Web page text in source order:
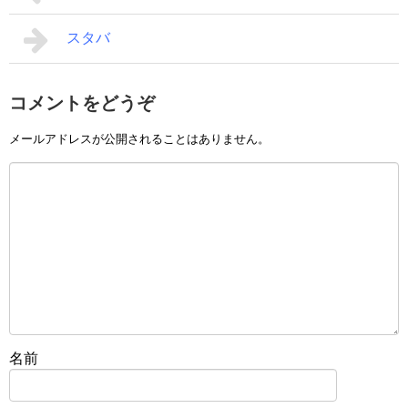
スタバ
コメントをどうぞ
メールアドレスが公開されることはありません。
名前